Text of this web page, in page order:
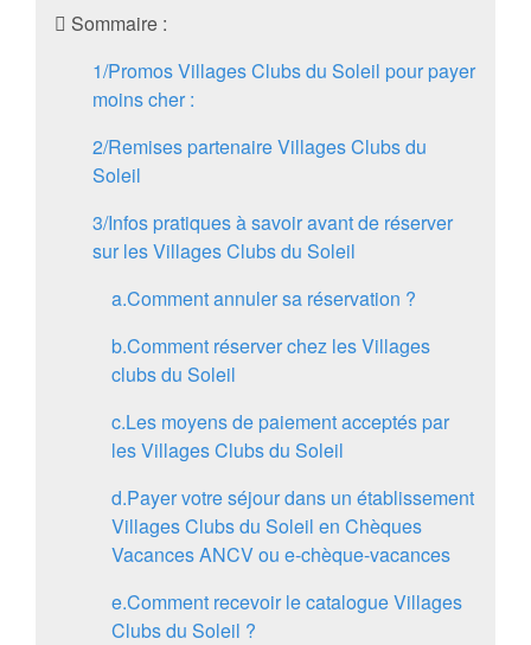
Sommaire :
1/Promos Villages Clubs du Soleil pour payer
moins cher :
2/Remises partenaire Villages Clubs du
Soleil
3/Infos pratiques à savoir avant de réserver
sur les Villages Clubs du Soleil
a.Comment annuler sa réservation ?
b.Comment réserver chez les Villages
clubs du Soleil
c.Les moyens de paiement acceptés par
les Villages Clubs du Soleil
d.Payer votre séjour dans un établissement
Villages Clubs du Soleil en Chèques
Vacances ANCV ou e-chèque-vacances
e.Comment recevoir le catalogue Villages
Clubs du Soleil ?